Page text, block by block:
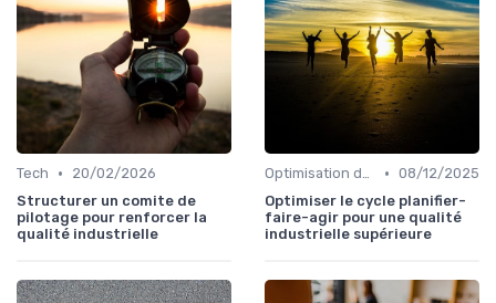
Tech •
20/02/2026
Structurer un comite de
pilotage pour renforcer la
qualité industrielle
Optimisation des processus • 08/12/2025
Optimiser le cycle planifier-
faire-agir pour une qualité
industrielle supérieure